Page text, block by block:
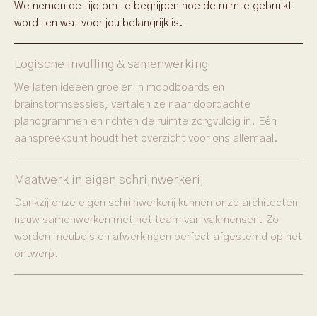
We nemen de tijd om te begrijpen hoe de ruimte gebruikt
wordt en wat voor jou belangrijk is.
Logische invulling & samenwerking
We laten ideeën groeien in moodboards en
brainstormsessies, vertalen ze naar doordachte
planogrammen en richten de ruimte zorgvuldig in. Eén
aanspreekpunt houdt het overzicht voor ons allemaal.
Maatwerk in eigen schrijnwerkerij
Dankzij onze eigen schrijnwerkerij kunnen onze architecten
nauw samenwerken met het team van vakmensen. Zo
worden meubels en afwerkingen perfect afgestemd op het
ontwerp.